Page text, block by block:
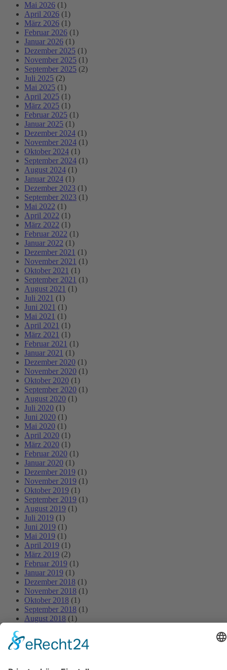
Mai 2026 (1)
April 2026 (1)
März 2026 (1)
Februar 2026 (1)
Januar 2026 (1)
Dezember 2025 (1)
November 2025 (1)
September 2025 (2)
Juli 2025 (2)
Mai 2025 (1)
April 2025 (1)
März 2025 (1)
Februar 2025 (1)
Januar 2025 (1)
Dezember 2024 (1)
November 2024 (1)
Oktober 2024 (1)
September 2024 (1)
August 2024 (1)
Januar 2024 (1)
Dezember 2023 (1)
September 2023 (1)
Mai 2022 (1)
April 2022 (1)
März 2022 (1)
Februar 2022 (1)
Januar 2022 (1)
Dezember 2021 (1)
November 2021 (1)
Oktober 2021 (1)
September 2021 (1)
August 2021 (1)
Juli 2021 (1)
Juni 2021 (1)
Mai 2021 (1)
April 2021 (1)
März 2021 (1)
Februar 2021 (1)
Januar 2021 (1)
Dezember 2020 (1)
November 2020 (1)
Oktober 2020 (1)
September 2020 (1)
August 2020 (1)
Juli 2020 (1)
Juni 2020 (1)
Mai 2020 (1)
April 2020 (1)
März 2020 (1)
Februar 2020 (1)
Januar 2020 (1)
Dezember 2019 (1)
November 2019 (1)
Oktober 2019 (1)
September 2019 (1)
August 2019 (1)
Juli 2019 (1)
Juni 2019 (1)
Mai 2019 (1)
April 2019 (1)
März 2019 (2)
Februar 2019 (1)
Januar 2019 (1)
Dezember 2018 (1)
November 2018 (1)
Oktober 2018 (1)
September 2018 (1)
August 2018 (1)
Juni 2018
(1)
Mai 2018(1)